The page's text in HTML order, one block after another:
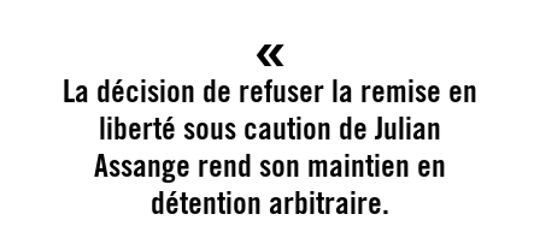
La décision de refuser la remise en
liberté sous caution de Julian
Assange rend son maintien en
détention arbitraire.